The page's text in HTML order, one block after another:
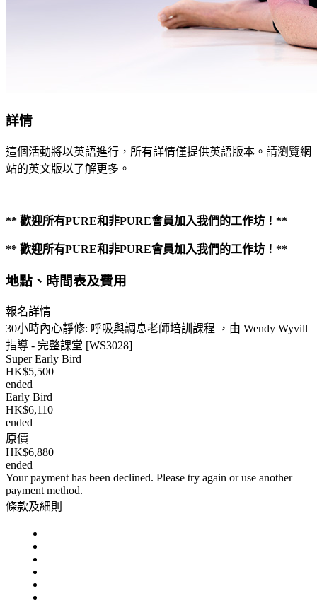
詳情
這個活動將以英語進行，所有詳情僅提供英語版本。請瀏覽網
站的英文版以了解更多。
** 歡迎所有PURE和非PURE會員加入我們的工作坊！**
** 歡迎所有PURE和非PURE會員加入我們的工作坊！**
地點、時間表及費用
報名詳情
30小時內心靜修: 呼吸與調息老師培訓課程 ，由 Wendy Wyvill
指導 - 完整課堂 [WS3028]
Super Early Bird
HK$5,500
ended
Early Bird
HK$6,110
ended
原價
HK$6,880
ended
Your payment has been declined. Please try again or use another
payment method.
條款及細則